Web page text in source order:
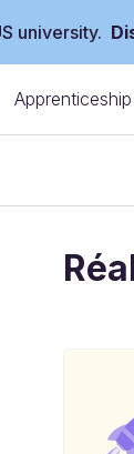
university.
Apprenticeship